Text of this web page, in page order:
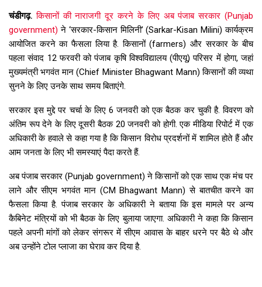
चंडीगढ़. किसानों की नाराजगी दूर करने के लिए अब पंजाब सरकार (Punjab
government) ने ‘सरकार-किसान मिलिनी’ (Sarkar-Kisan Milini) कार्यक्रम
आयोजित करने का फैसला लिया है. किसानों (farmers) और सरकार के बीच
पहला संवाद 12 फरवरी को पंजाब कृषि विश्वविद्यालय (पीएयू) परिसर में होगा, जहां
मुख्यमंत्री भगवंत मान (Chief Minister Bhagwant Mann) किसानों की व्यथा
सुनने के लिए उनके साथ समय बिताएंगे.
सरकार इस मुद्दे पर चर्चा के लिए 6 जनवरी को एक बैठक कर चुकी है. विवरण को
अंतिम रूप देने के लिए दूसरी बैठक 20 जनवरी को होगी. एक मीडिया रिपोर्ट में एक
अधिकारी के हवाले से कहा गया है कि किसान विरोध प्रदर्शनों में शामिल होते हैं और
आम जनता के लिए भी समस्याएं पैदा करते हैं.
अब पंजाब सरकार (Punjab government) ने किसानों को एक साथ एक मंच पर
लाने और सीएम भगवंत मान (CM Bhagwant Mann) से बातचीत करने का
फैसला किया है. पंजाब सरकार के अधिकारी ने बताया कि इस मामले पर अन्य
कैबिनेट मंत्रियों को भी बैठक के लिए बुलाया जाएगा. अधिकारी ने कहा कि किसान
पहले अपनी मांगों को लेकर संगरूर में सीएम आवास के बाहर धरने पर बैठे थे और
अब उन्होंने टोल प्लाजा का घेराव कर दिया है.